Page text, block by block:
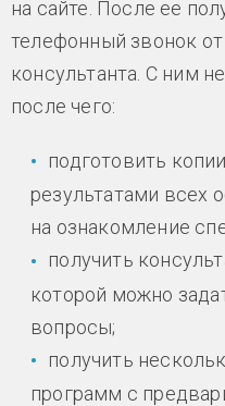
на сайте. После ее
телефонный звонок
консультанта. С ним
после чего:
подготовить
результатами всех
на ознакомление
получить
которой можно
вопросы;
получить
программ с